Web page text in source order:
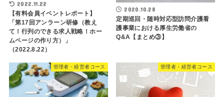
2022.11.22
【有料会員イベントレポート】
「第17回アンラーン研修（教え
て！行列のできる求人戦略！ホー
ムページの作り方）」
（2022.8.22）
2020.10.28
定期巡回・随時対応型訪問介護看
護事業における厚生労働省の
Q&A【まとめ③】
管理者・経営者コース 管理者・経営者コース